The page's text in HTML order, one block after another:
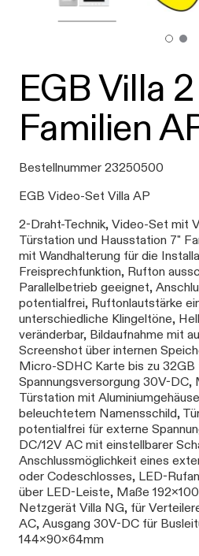
EGB Villa 2
Familien
Bestellnummer 23250500
EGB Video-Set Villa AP
2-Draht-Technik, Video-Set mit
Türstation und Hausstation 7"
mit Wandhalterung für die
Freisprechfunktion, Rufton
Parallelbetrieb geeignet,
potentialfrei, Ruftonlautstärke
unterschiedliche Klingeltöne,
veränderbar, Bildaufnahme mit
Screenshot über internen
Micro-SDHC Karte bis zu 32GB
Spannungsversorgung 30V-
Türstation mit
beleuchtetem Namensschild,
potentialfrei für externe
DC/12V AC mit einstellbarer
Anschlussmöglichkeit eines
oder Codeschlosses, LED-
über LED-Leiste, Maße
Netzgerät Villa NG, für
AC, Ausgang 30V-DC für
144x90x64mm